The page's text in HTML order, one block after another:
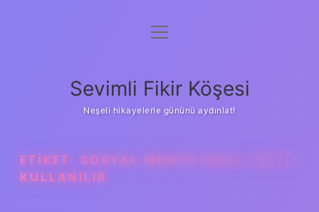
Anasayfa
Yasal Uyarı
menüyü
Sevimli Fikir Köşesi
Neşeli hikayelerle gününü aydınlat!
ETIKET: SOSYAL MEDYA NASIL AKTIF
KULLANILIR